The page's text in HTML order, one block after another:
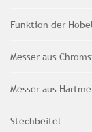
Funktion der
Messer aus
Messer aus
Stechbeitel